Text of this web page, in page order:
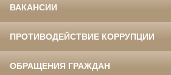
ВАКАНСИИ
ПРОТИВОДЕЙСТВИЕ КОРРУПЦИИ
ОБРАЩЕНИЯ ГРАЖДАН